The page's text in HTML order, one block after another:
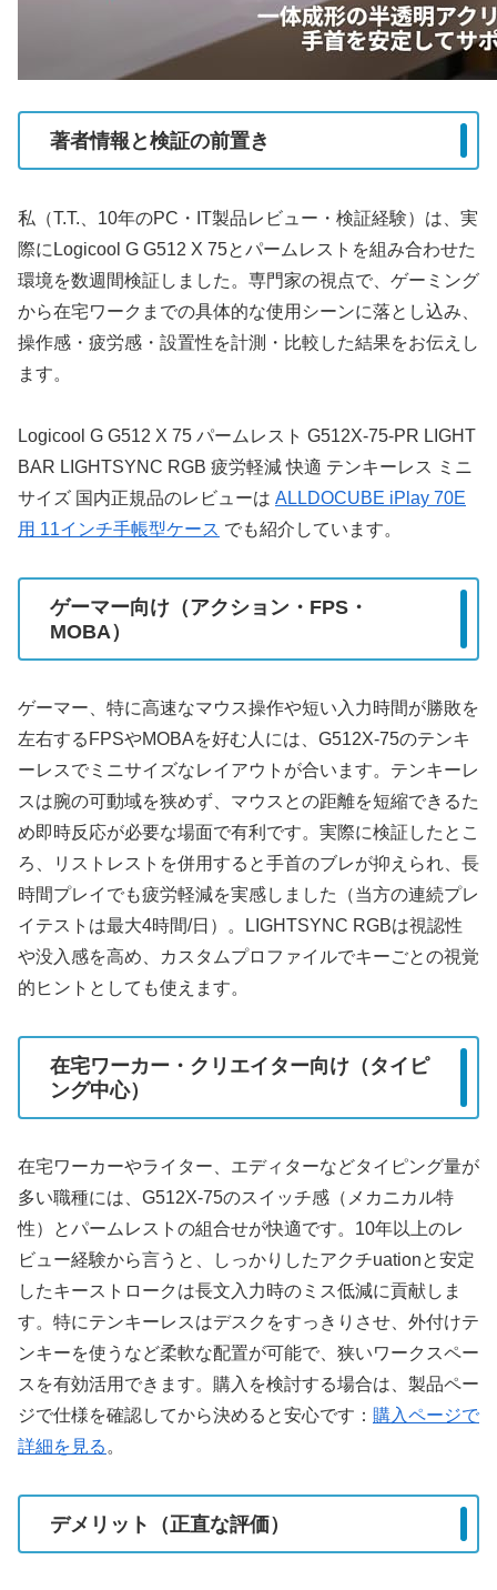
著者情報と検証の前置き
私（T.T.、10年のPC・IT製品レビュー・検証経験）は、実
際にLogicool G G512 X 75とパームレストを組み合わせた
環境を数週間検証しました。専門家の視点で、ゲーミング
から在宅ワークまでの具体的な使用シーンに落とし込み、
操作感・疲労感・設置性を計測・比較した結果をお伝えし
ます。
Logicool G G512 X 75 パームレスト G512X-75-PR LIGHT
BAR LIGHTSYNC RGB 疲労軽減 快適 テンキーレス ミニ
サイズ 国内正規品のレビューは ALLDOCUBE iPlay 70E
用 11インチ手帳型ケース でも紹介しています。
ゲーマー向け（アクション・FPS・
MOBA）
ゲーマー、特に高速なマウス操作や短い入力時間が勝敗を
左右するFPSやMOBAを好む人には、G512X-75のテンキ
ーレスでミニサイズなレイアウトが合います。テンキーレ
スは腕の可動域を狭めず、マウスとの距離を短縮できるた
め即時反応が必要な場面で有利です。実際に検証したとこ
ろ、リストレストを併用すると手首のブレが抑えられ、長
時間プレイでも疲労軽減を実感しました（当方の連続プレ
イテストは最大4時間/日）。LIGHTSYNC RGBは視認性
や没入感を高め、カスタムプロファイルでキーごとの視覚
的ヒントとしても使えます。
在宅ワーカー・クリエイター向け（タイピ
ング中心）
在宅ワーカーやライター、エディターなどタイピング量が
多い職種には、G512X-75のスイッチ感（メカニカル特
性）とパームレストの組合せが快適です。10年以上のレ
ビュー経験から言うと、しっかりしたアクチuationと安定
したキーストロークは長文入力時のミス低減に貢献しま
す。特にテンキーレスはデスクをすっきりさせ、外付けテ
ンキーを使うなど柔軟な配置が可能で、狭いワークスペー
スを有効活用できます。購入を検討する場合は、製品ペー
ジで仕様を確認してから決めると安心です： 購入ページで
詳細を見る 。
デメリット（正直な評価）